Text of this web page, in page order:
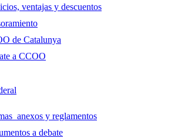
ventajas y descuentos
de Catalunya
a CCOO
anexos y reglamentos
a debate